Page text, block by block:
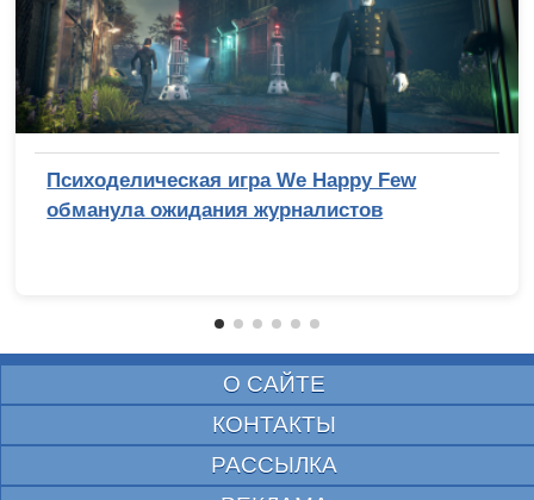
Психоделическая игра We Happy Few
обманула ожидания журналистов
О САЙТЕ
КОНТАКТЫ
РАССЫЛКА